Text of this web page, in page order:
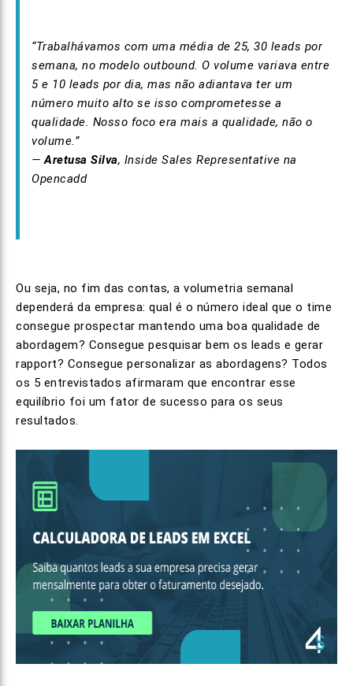
“Trabalhávamos com uma média de 25, 30 leads por
semana, no modelo outbound. O volume variava entre
5 e 10 leads por dia, mas não adiantava ter um
número muito alto se isso comprometesse a
qualidade. Nosso foco era mais a qualidade, não o
volume.”
—Aretusa Silva, Inside Sales Representative na
Opencadd
Ou seja, no fim das contas, a volumetria semanal
dependerá da empresa: qual é o número ideal que o time
consegue prospectar mantendo uma boa qualidade de
abordagem? Consegue pesquisar bem os leads e gerar
rapport? Consegue personalizar as abordagens? Todos
os 5 entrevistados afirmaram que encontrar esse
equilíbrio foi um fator de sucesso para os seus
resultados.